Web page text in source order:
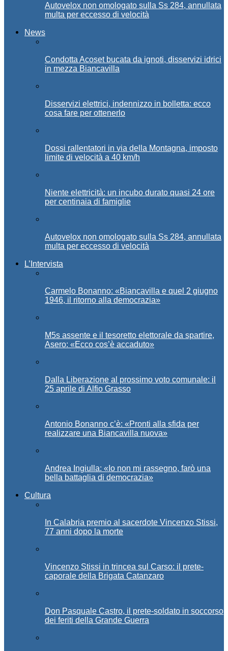
Autovelox non omologato sulla Ss 284, annullata
multa per eccesso di velocità
News
Condotta Acoset bucata da ignoti, disservizi idrici
in mezza Biancavilla
Disservizi elettrici, indennizzo in bolletta: ecco
cosa fare per ottenerlo
Dossi rallentatori in via della Montagna, imposto
limite di velocità a 40 km/h
Niente elettricità: un incubo durato quasi 24 ore
per centinaia di famiglie
Autovelox non omologato sulla Ss 284, annullata
multa per eccesso di velocità
L’Intervista
Carmelo Bonanno: «Biancavilla e quel 2 giugno
1946, il ritorno alla democrazia»
M5s assente e il tesoretto elettorale da spartire,
Asero: «Ecco cos’è accaduto»
Dalla Liberazione al prossimo voto comunale: il
25 aprile di Alfio Grasso
Antonio Bonanno c’è: «Pronti alla sfida per
realizzare una Biancavilla nuova»
Andrea Ingiulla: «Io non mi rassegno, farò una
bella battaglia di democrazia»
Cultura
In Calabria premio al sacerdote Vincenzo Stissi,
77 anni dopo la morte
Vincenzo Stissi in trincea sul Carso: il prete-
caporale della Brigata Catanzaro
Don Pasquale Castro, il prete-soldato in soccorso
dei feriti della Grande Guerra